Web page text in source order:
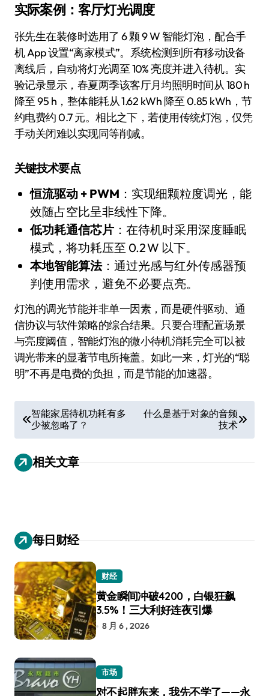
实际案例：客厅灯光调度
张先生在装修时选用了 6 颗 9 W 智能灯泡，配合手
机 App 设置“离家模式”。系统检测到所有移动设备
离线后，自动将灯光调至 10% 亮度并进入待机。实
验记录显示，春夏两季该客厅月均照明时间从 180 h
降至 95 h，整体能耗从 1.62 kWh 降至 0.85 kWh，节
约电费约 0.7 元。相比之下，若使用传统灯泡，仅凭
手动关闭难以实现同等削减。
关键技术要点
恒流驱动 + PWM ：实现细颗粒度调光，能
效随占空比呈非线性下降。
低功耗通信芯片：在待机时采用深度睡眠
模式，将功耗压至 0.2 W 以下。
本地智能算法：通过光感与红外传感器预
判使用需求，避免不必要点亮。
灯泡的调光节能并非单一因素，而是硬件驱动、通
信协议与软件策略的综合结果。只要合理配置场景
与亮度阈值，智能灯泡的微小待机消耗完全可以被
调光带来的显著节电所掩盖。如此一来，灯光的“聪
明”不再是电费的负担，而是节能的加速器。
章
导
航
智能家居待机功耗有多
少被忽略了？
什么是基于对象的音频
技术
相关文章
每日财经
财经
黄金瞬间冲破4200，白银狂飙
3.5%！三大利好连夜引爆
8 月 6 , 2026
市场
对不起胖东来，我先不学了——永